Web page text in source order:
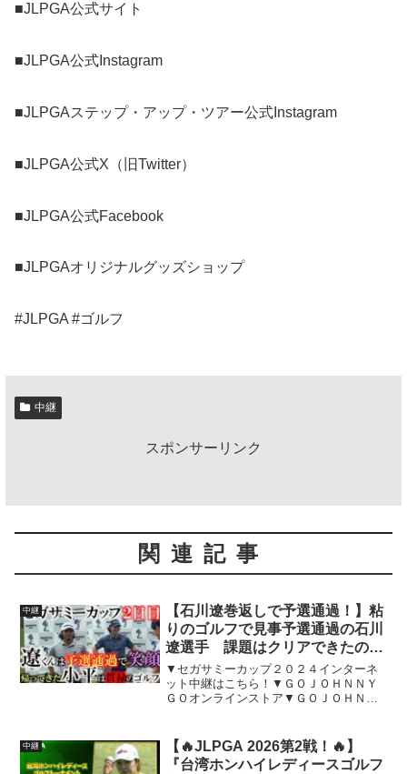
■JLPGA公式サイト
■JLPGA公式Instagram
■JLPGAステップ・アップ・ツアー公式Instagram
■JLPGA公式X（旧Twitter）
■JLPGA公式Facebook
■JLPGAオリジナルグッズショップ
#JLPGA #ゴルフ
中継
スポンサーリンク
関連記事
中継
【石川遼巻返しで予選通過！】粘
りのゴルフで見事予選通過の石川
遼選手 課題はクリアできたの
か？ 思いを聞く 小平智選手の
インタビューも収録！ ＃セガサ
ミーカップ２０２４ ＃石川遼
▼セガサミーカップ２０２４インターネ
ット中継はこちら！▼ＧＯＪＯＨＮＮＹ
ＧＯオンラインストア▼ＧＯＪＯＨＮＮ
新曲〜ぶらんぶらん体操〜力が無くても
飛ぶ方法サブチャンネルの...
中継
【🔥JLPGA 2026第2戦！🔥】
『台湾ホンハイレディースゴルフ